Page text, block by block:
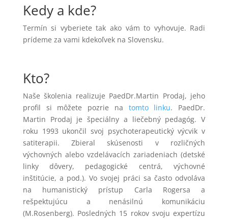
Kedy a kde?
Termín si vyberiete tak ako vám to vyhovuje. Radi
prídeme za vami kdekoľvek na Slovensku.
Kto?
Naše školenia realizuje PaedDr.Martin Prodaj, jeho
profil si môžete pozrie na tomto linku. PaedDr.
Martin Prodaj je špeciálny a liečebný pedagóg. V
roku 1993 ukončil svoj psychoterapeutický výcvik v
satiterapii. Zbieral skúsenosti v rozličných
výchovných alebo vzdelávacích zariadeniach (detské
linky dôvery, pedagogické centrá, výchovné
inštitúcie, a pod.). Vo svojej práci sa často odvoláva
na humanistický prístup Carla Rogersa a
rešpektujúcu a nenásilnú komunikáciu
(M.Rosenberg). Posledných 15 rokov svoju expertízu